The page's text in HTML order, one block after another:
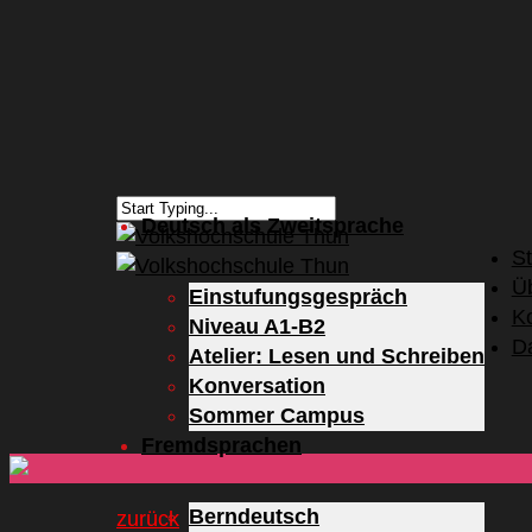
Deutsch als Zweitsprache
Einstufungsgespräch
Niveau A1-B2
Atelier: Lesen und Schreiben
Konversation
Sommer Campus
Fremdsprachen
Berndeutsch
zurück